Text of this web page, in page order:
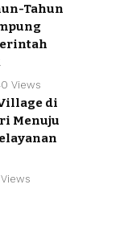
Tahun
Views
di
Menuju